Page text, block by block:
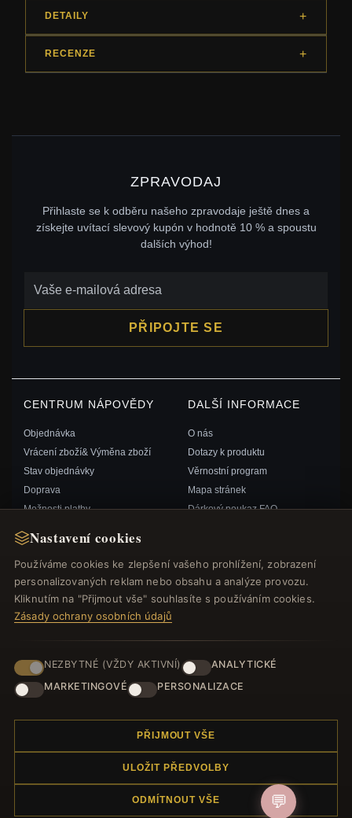
Nastavení cookies
Používáme cookies ke zlepšení vašeho prohlížení, zobrazení
personalizovaných reklam nebo obsahu a analýze provozu.
Kliknutím na "Přijmout vše" souhlasíte s používáním cookies.
Zásady ochrany osobních údajů
NEZBYTNÉ (VŽDY AKTIVNÍ)
ANALYTICKÉ
MARKETINGOVÉ
PERSONALIZACE
PŘIJMOUT VŠE
ULOŽIT PŘEDVOLBY
ODMÍTNOUT VŠE
DETAILY
RECENZE
ZPRAVODAJ
Přihlaste se k odběru našeho zpravodaje ještě dnes a
získejte uvítací slevový kupón v hodnotě 10 % a spoustu
dalších výhod!
PŘIPOJTE SE
CENTRUM NÁPOVĚDY
Objednávka
Vrácení zboží& Výměna zboží
Stav objednávky
Doprava
Možnosti platby
Kontaktujte nás
DALŠÍ INFORMACE
O nás
Dotazy k produktu
Věrnostní program
Mapa stránek
Dárkový poukaz FAQ
RYCHLÉ ODKAZY
Nové produkty
Speciální nabídky
Blog
Recenze
Přihlásit se
SLEDUJTE NÁS
Náramek.com. Všechna práva vyhrazena.
💬